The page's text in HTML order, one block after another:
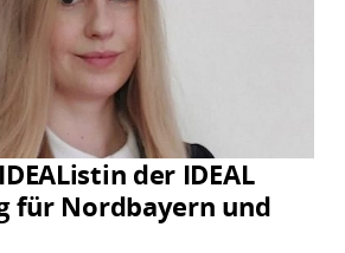
der IDEAL
für Nordbayern und